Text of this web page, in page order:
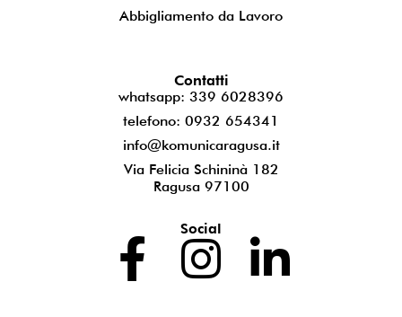
Abbigliamento da Lavoro
Contatti
whatsapp: 339 6028396
telefono: 0932 654341
info@komunicaragusa.it
Via Felicia Schininà 182
Ragusa 97100
Social